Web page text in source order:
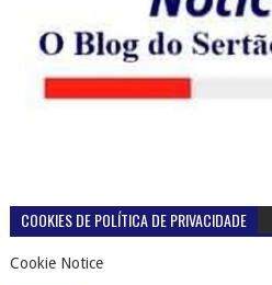
COOKIES DE POLÍTICA DE PRIVACIDADE
Cookie Notice